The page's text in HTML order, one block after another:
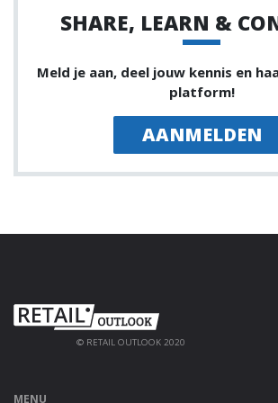
SHARE, LEARN &
Meld je aan, deel jouw kennis en
platform!
AANMELDEN
© RETAIL OUTLOOK 2020
MENU